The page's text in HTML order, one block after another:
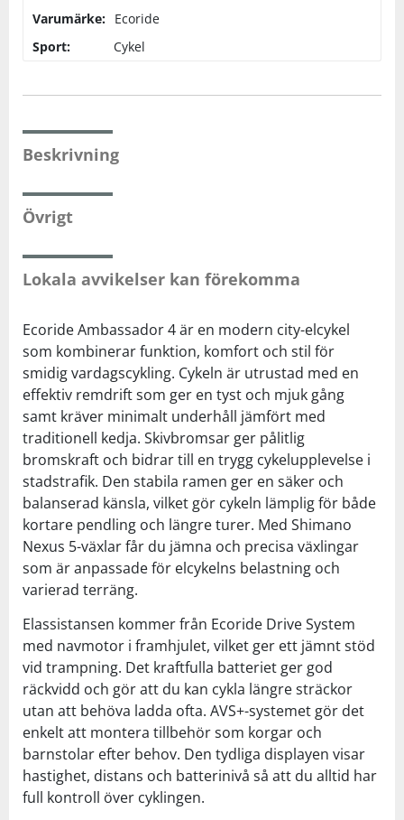
Varumärke: Ecoride
Sport:
Cykel
Beskrivning
Övrigt
Lokala avvikelser kan förekomma
Ecoride Ambassador 4 är en modern city-elcykel
som kombinerar funktion, komfort och stil för
smidig vardagscykling. Cykeln är utrustad med en
effektiv remdrift som ger en tyst och mjuk gång
samt kräver minimalt underhåll jämfört med
traditionell kedja. Skivbromsar ger pålitlig
bromskraft och bidrar till en trygg cykelupplevelse i
stadstrafik. Den stabila ramen ger en säker och
balanserad känsla, vilket gör cykeln lämplig för både
kortare pendling och längre turer. Med Shimano
Nexus 5-växlar får du jämna och precisa växlingar
som är anpassade för elcykelns belastning och
varierad terräng.
Elassistansen kommer från Ecoride Drive System
med navmotor i framhjulet, vilket ger ett jämnt stöd
vid trampning. Det kraftfulla batteriet ger god
räckvidd och gör att du kan cykla längre sträckor
utan att behöva ladda ofta. AVS+-systemet gör det
enkelt att montera tillbehör som korgar och
barnstolar efter behov. Den tydliga displayen visar
hastighet, distans och batterinivå så att du alltid har
full kontroll över cyklingen.